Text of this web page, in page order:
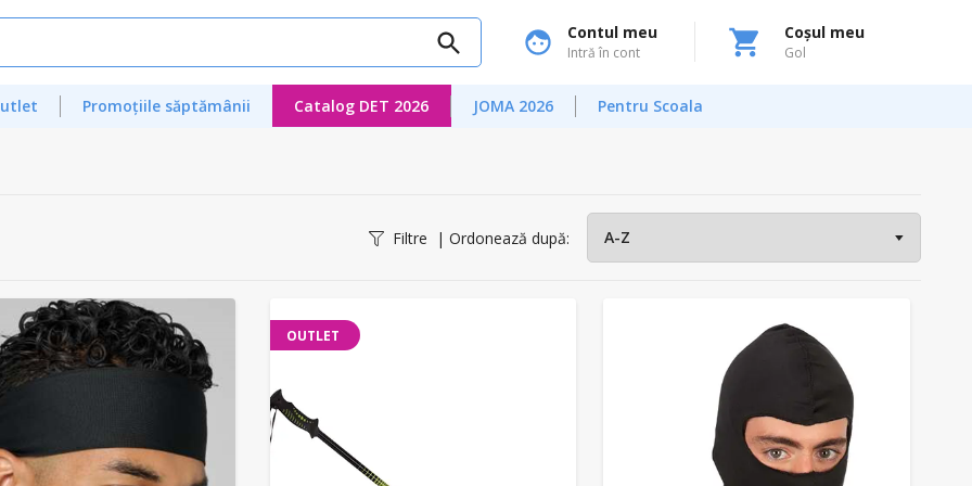
Contul meu
Intră în cont
Coșul meu
Gol
Promoțiile săptămânii Catalog DET 2026 JOMA 2026 Pentru Scoala
Filtre | Ordonează după:
OUTLET